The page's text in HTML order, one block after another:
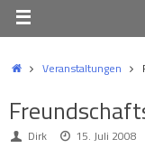
StartVeranstaltungen
Dirk 15. Juli 2008